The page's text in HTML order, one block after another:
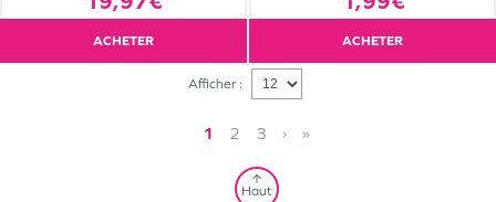
ACHETER ACHETER
Afficher :
1 2 3 › »
Haut